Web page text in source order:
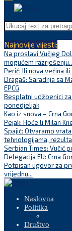
Najnovije vijesti:
Na proslavi Vučjeg
mogućem
Perić: Ili nova većina
Dragaš: Saradnja sa
EPCG
Besplatni udžbenici
ponedjeljak
Kao iz snova – Crna
Pejak: Hoće li Milan
Spajić: Otvaramo
tehnologijama,
Serbian Times: Vučić
Delegacija EU: Crna
Potpisan ugovor za
vrijednu...
Naslovna
Politika
Društvo